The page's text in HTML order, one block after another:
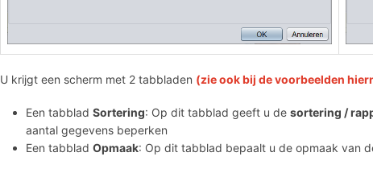
U krijgt een scherm met 2 tabbladen (zie ook bij de voorbeelden
Een tabblad Sortering: Op dit tabblad geeft u de sortering /
aantal gegevens beperken
Een tabblad Opmaak: Op dit tabblad bepaalt u de opmaak van